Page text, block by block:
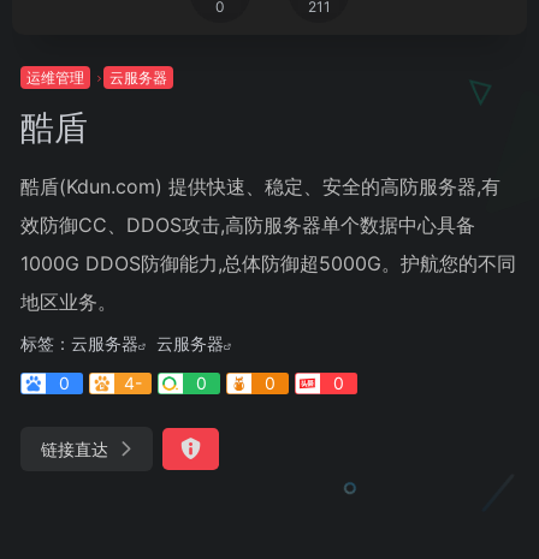
0 211
运维管理 云服务器
酷盾
酷盾(Kdun.com) 提供快速、稳定、安全的高防服务器,有
效防御CC、DDOS攻击,高防服务器单个数据中心具备
1000G DDOS防御能力,总体防御超5000G。护航您的不同
地区业务。
标签： 云服务器
云服务器
0
4- 0 0 0
链接直达